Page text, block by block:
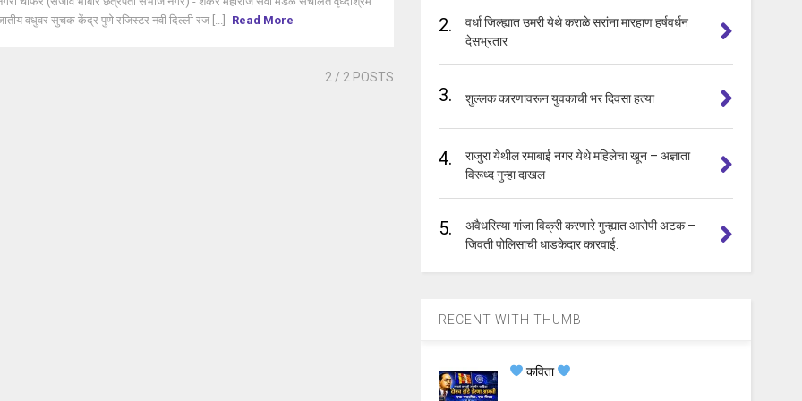
वधुवर सुचक केंद्र पुणे रजिस्टर नवी दिल्ली रज [...]
Read More
2 / 2 POSTS
2.
वर्धा जिल्ह्यात उमरी येथे कराळे सरांना मारहाण हर्षवर्धन
देसभ्रतार
3. शुल्लक कारणावरून युवकाची भर दिवसा हत्या
4.
राजुरा येथील रमाबाई नगर येथे महिलेचा खून – अज्ञाता
विरूध्द गुन्हा दाखल
5.
अवैधरित्या गांजा विक्री करणारे गुन्ह्यात आरोपी अटक –
जिवती पोलिसाची धाडकेदार कारवाई.
RECENT WITH THUMB
कविता